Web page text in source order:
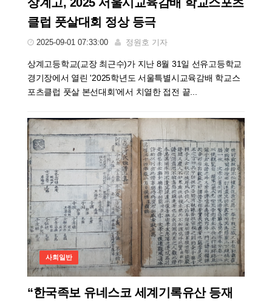
클럽 풋살대회 정상 등극
2025-09-01 07:33:00 정원호 기자
상계고등학교(교장 최근수)가 지난 8월 31일 선유고등학교
경기장에서 열린 '2025학년도 서울특별시교육감배 학교스
포츠클럽 풋살 본선대회'에서 치열한 접전 끝...
사회일반
“한국족보 유네스코 세계기록유산 등재